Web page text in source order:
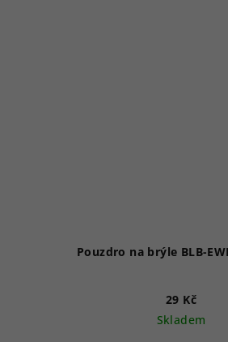
Pouzdro na brýle BLB-
29 Kč
Skladem